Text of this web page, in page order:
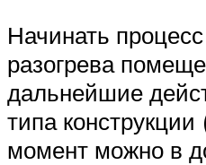
Начинать
разогрева
дальнейшие
типа конструкции
момент можно в